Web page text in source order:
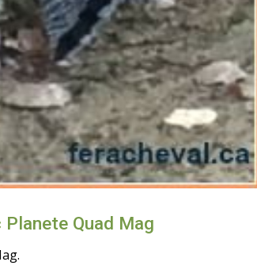
Quad Mag